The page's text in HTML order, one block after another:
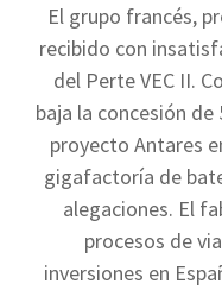
El grupo francés,
recibido con
del Perte VEC II.
baja la concesión
proyecto Antares
gigafactoría de
alegaciones. El
procesos de
inversiones en